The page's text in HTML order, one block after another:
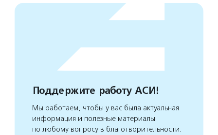
Поддержите работу АСИ!
Мы работаем, чтобы у вас была актуальная
информация и полезные материалы
по любому вопросу в благотворительности.